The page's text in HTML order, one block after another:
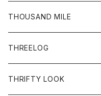
ワンピース
コート
ジーンズ
ショートパンツ
トップス
Tシャツ
THOUSAND MILE
THREELOG
トップス
THRIFTY LOOK